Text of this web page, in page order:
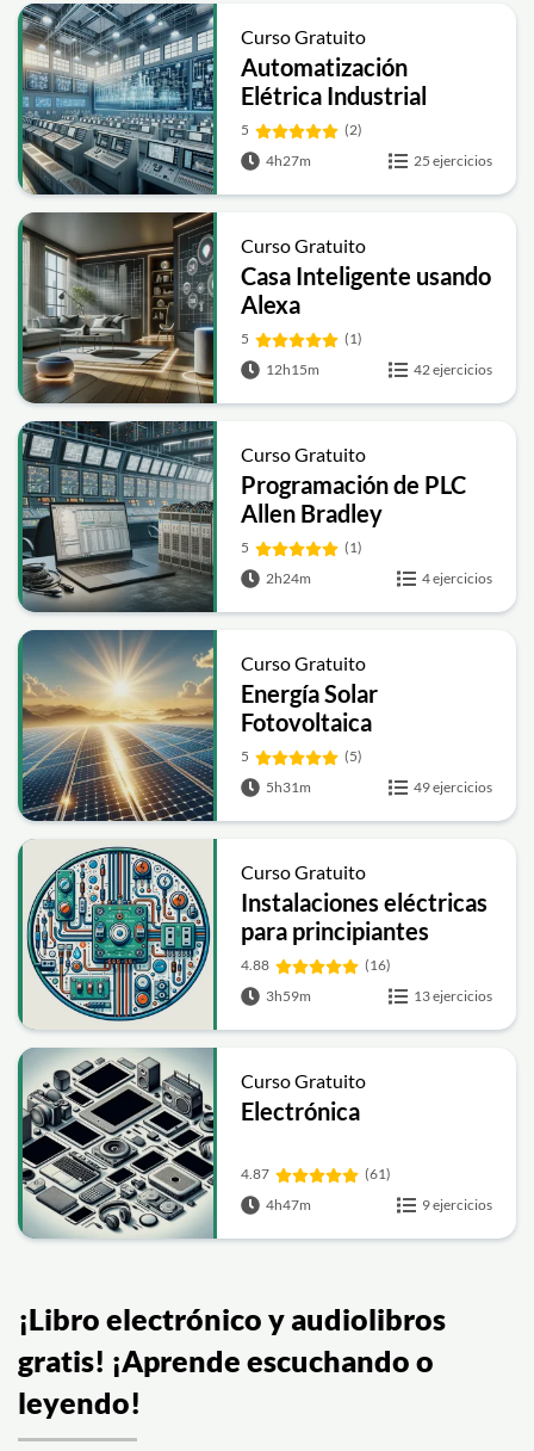
Curso Gratuito
Automatización
Elétrica Industrial
5
(2)
4h27m
25 ejercicios
Curso Gratuito
Casa Inteligente usando
Alexa
5
(1)
12h15m
42 ejercicios
Curso Gratuito
Programación de PLC
Allen Bradley
5
(1)
2h24m
4 ejercicios
Curso Gratuito
Energía Solar
Fotovoltaica
5
(5)
5h31m
49 ejercicios
Curso Gratuito
Instalaciones eléctricas
para principiantes
4.88
(16)
3h59m
13 ejercicios
Curso Gratuito
Electrónica
4.87
(61)
4h47m
9 ejercicios
¡Libro electrónico y audiolibros
gratis! ¡Aprende escuchando o
leyendo!